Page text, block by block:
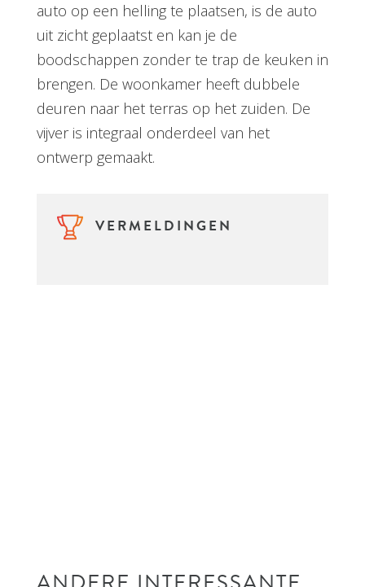
auto op een helling te plaatsen, is de auto
uit zicht geplaatst en kan je de
boodschappen zonder te trap de keuken in
brengen. De woonkamer heeft dubbele
deuren naar het terras op het zuiden. De
vijver is integraal onderdeel van het
ontwerp gemaakt.
VERMELDINGEN